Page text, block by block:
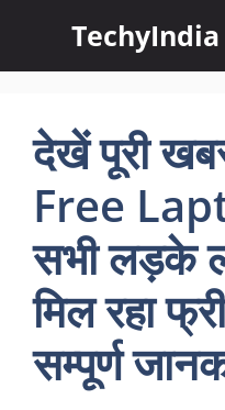
content
TechyIndia
देखें पूरी
Free
सभी लड़के
मिल रहा
सम्पूर्ण